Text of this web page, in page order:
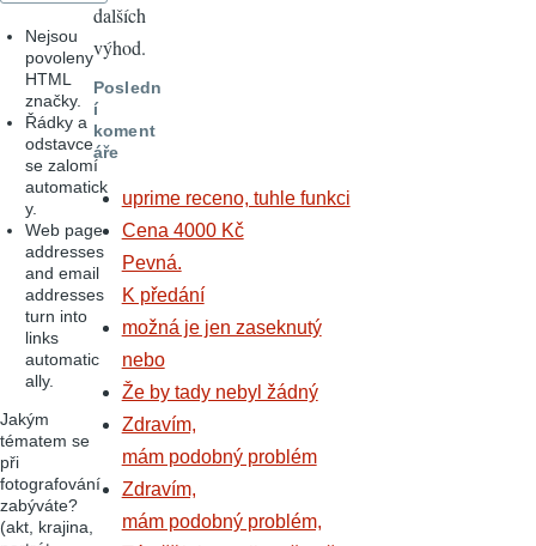
Nejsou
povoleny
HTML
značky.
Řádky a
odstavce
se zalomí
automatick
y.
Web page
addresses
and email
addresses
turn into
links
automatic
ally.
Jakým
tématem se
při
fotografování
zabýváte?
(akt, krajina,
dalších
výhod.
Posledn
í
koment
áře
uprime receno, tuhle funkci
Cena 4000 Kč
Pevná.
K předání
možná je jen zaseknutý
nebo
Že by tady nebyl žádný
Zdravím,
mám podobný problém
Zdravím,
mám podobný problém,